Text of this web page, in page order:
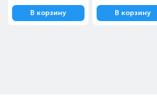
В корзину В корзину